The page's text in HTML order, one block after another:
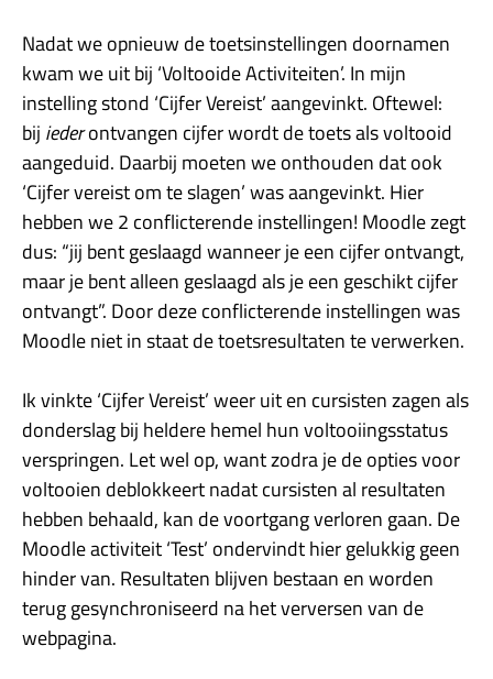
Nadat we opnieuw de toetsinstellingen doornamen
kwam we uit bij ‘Voltooide Activiteiten’. In mijn
instelling stond ‘Cijfer Vereist’ aangevinkt. Oftewel:
bij iederontvangen cijfer wordt de toets als voltooid
aangeduid. Daarbij moeten we onthouden dat ook
‘Cijfer vereist om te slagen’ was aangevinkt. Hier
hebben we 2 conflicterende instellingen! Moodle zegt
dus: “jij bent geslaagd wanneer je een cijfer ontvangt,
maar je bent alleen geslaagd als je een geschikt cijfer
ontvangt”. Door deze conflicterende instellingen was
Moodle niet in staat de toetsresultaten te verwerken.
Ik vinkte ‘Cijfer Vereist’ weer uit en cursisten zagen als
donderslag bij heldere hemel hun voltooiingsstatus
verspringen. Let wel op, want zodra je de opties voor
voltooien deblokkeert nadat cursisten al resultaten
hebben behaald, kan de voortgang verloren gaan. De
Moodle activiteit ‘Test’ ondervindt hier gelukkig geen
hinder van. Resultaten blijven bestaan en worden
terug gesynchroniseerd na het verversen van de
webpagina.